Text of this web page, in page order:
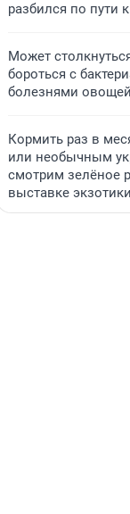
разбился по пути
Может
бороться с
болезнями
Кормить раз в
или необычным
смотрим зелёное
выставке экзотики